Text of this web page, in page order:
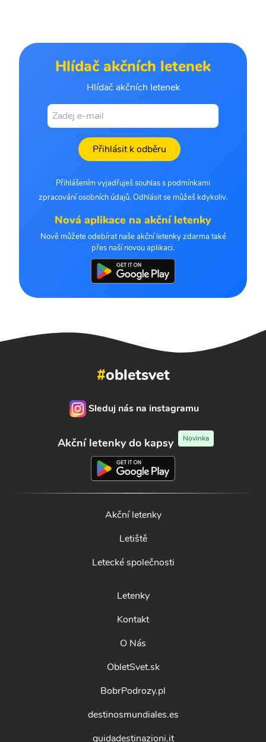
Hlídač akčních letenek
Hlídač akčních letenek
Přihlásit k odběru
Přihlášením vyjadřuješ souhlas s podmínkami
zpracování osobních údajů. Odhlásit se můžeš kdykoliv.
Nová aplikace na akční letenky
Nově můžete odebírat naše akční letenky zdarma také
přes naší novou aplikaci.
#obletsvet
Sleduj nás na instagramu
Akční letenky do kapsy Novinka
Akční letenky
Letiště
Letecké společnosti
Letenky
Kontakt
O Nás
ObletSvet.sk
BobrPodrozy.pl
destinosmundiales.es
guidadestinazioni.it